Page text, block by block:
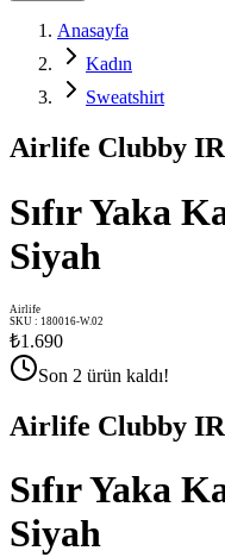
Anasayfa
Kadın
Sweatshirt
Airlife Clubby
Sıfır Yaka
Siyah
Airlife
SKU : 180016-W.02
₺1.690
Son 2 ürün kaldı!
Airlife Clubby
Sıfır Yaka
Siyah